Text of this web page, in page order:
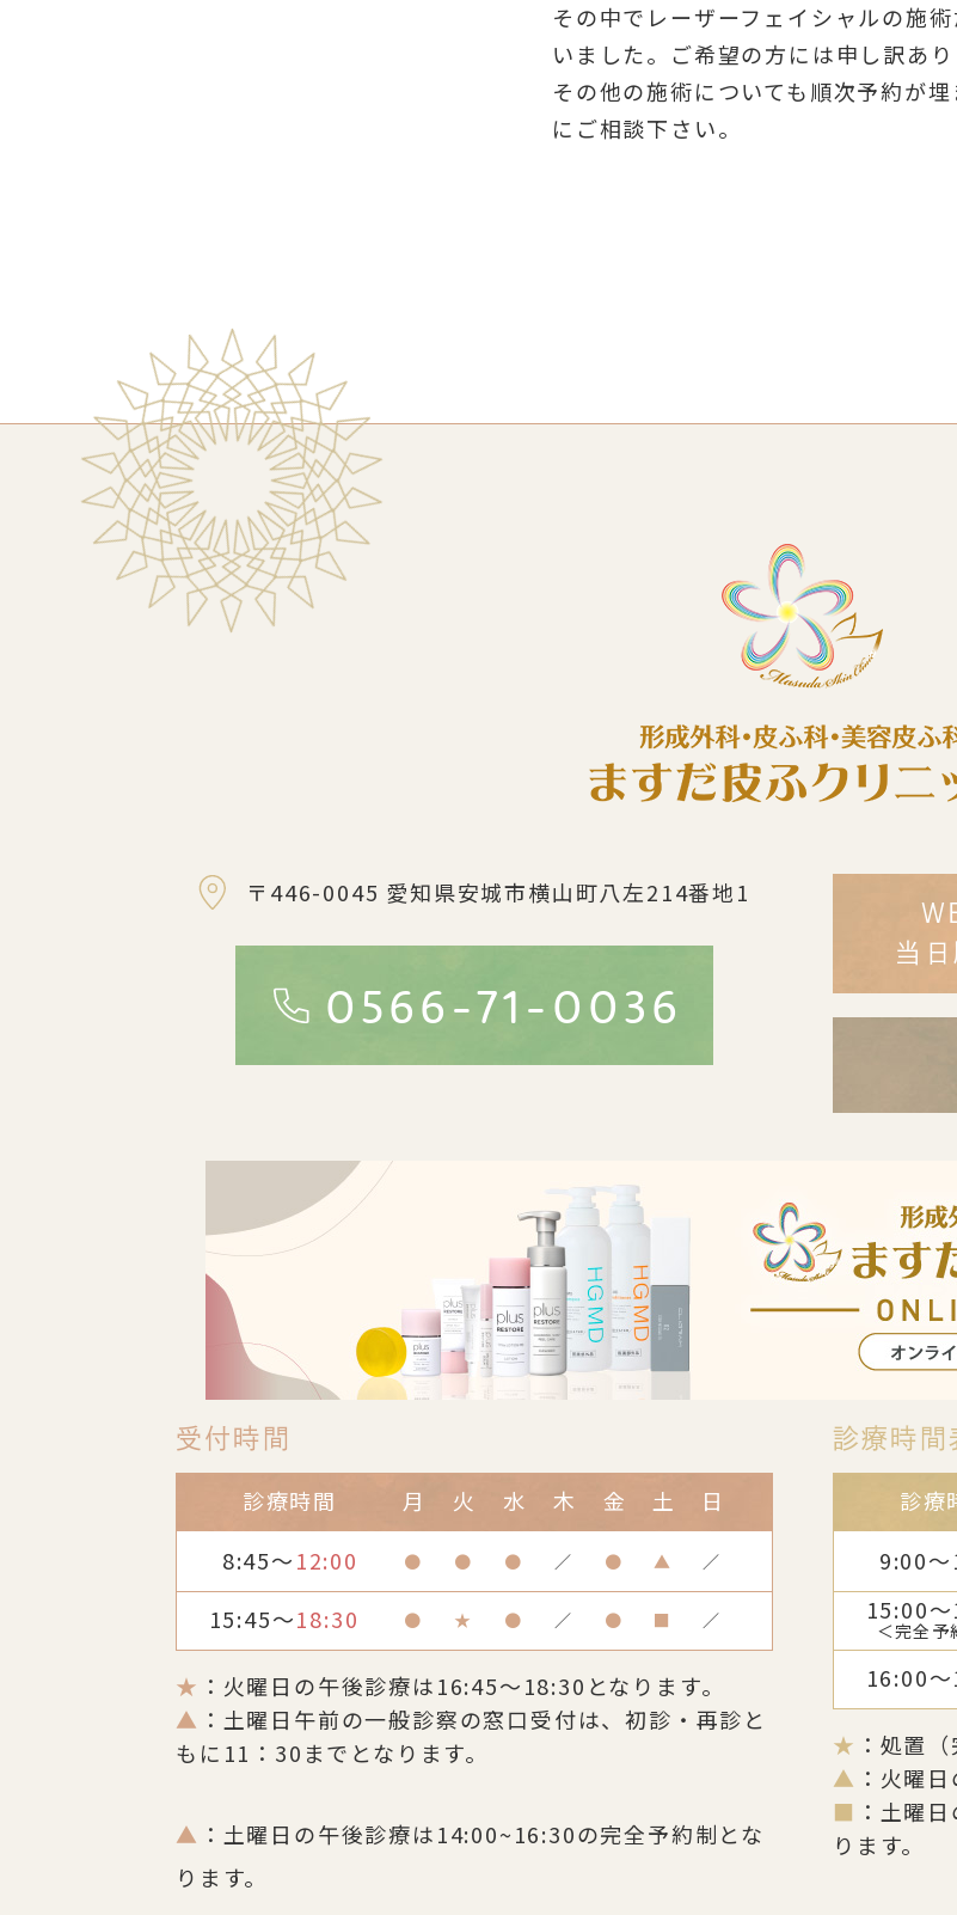
その中でレーザーフェイシャルの施
いました。ご希望の方には申し訳あ
その他の施術についても順次予約が
にご相談下さい。
〒446-0045 愛知県安城市横山町八左214番地1
0566-71-0036
当
受付時間
診療時間 月 火 水 木 金 土
日
8:45～12:00 ● ● ● ／ ● ▲ ／
15:45～18:30 ● ★ ● ／ ● ■ ／
★ ：火曜日の午後診療は16:45～18:30となります。
▲ ：土曜日午前の一般診察の窓口受付は、初診・再診と
もに11：30までとなります。
▲ ：土曜日の午後診療は14:00~16:30の完全予約制とな
ります。
診療時間
診療
9:00
15:00
＜完全予
16:00
★ ：処置
▲ ：火曜
■ ：土曜
ります。